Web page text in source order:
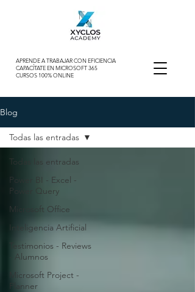
APRENDE A TRABAJAR CON EFICIENCIA
CAPACÍTATE EN MICROSOFT 365
CURSOS 100% ONLINE
Blog
Todas las entradas
Power BI - Excel -
Power Query
Microsoft Office
Inteligencia Artificial
Testimonios - Reviews
- Alumnos
Microsoft Project -
Planner
Todas las entradas